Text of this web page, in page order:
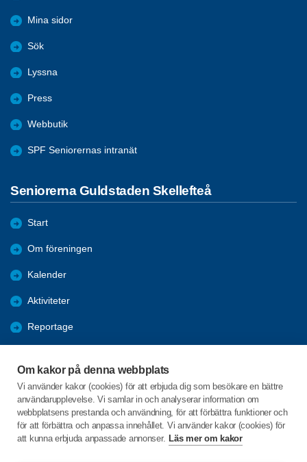
Om kakor på denna webbplats
Vi använder kakor (cookies) för att erbjuda dig som besökare en bättre
användarupplevelse. Vi samlar in och analyserar information om
webbplatsens prestanda och användning, för att förbättra funktioner och
för att förbättra och anpassa innehållet. Vi använder kakor (cookies) för
att kunna erbjuda anpassade annonser. Läs mer om kakor
Mina sidor
Sök
Lyssna
Press
Webbutik
SPF Seniorernas intranät
Seniorerna Guldstaden Skellefteå
Start
Om föreningen
Kalender
Aktiviteter
Reportage
Bli medlem
Förmåner
C/o:Nils Engström